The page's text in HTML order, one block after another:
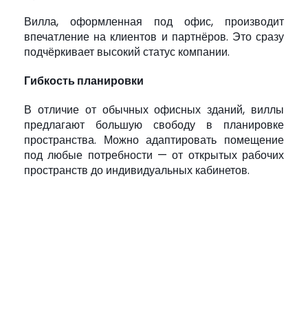
Вилла, оформленная под офис, производит
впечатление на клиентов и партнёров. Это сразу
подчёркивает высокий статус компании.
Гибкость планировки
В отличие от обычных офисных зданий, виллы
предлагают большую свободу в планировке
пространства. Можно адаптировать помещение
под любые потребности — от открытых рабочих
пространств до индивидуальных кабинетов.